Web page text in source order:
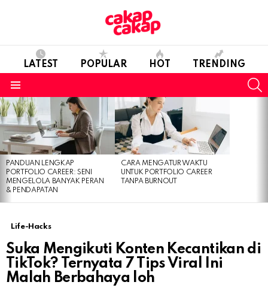
LATEST POPULAR HOT TRENDING
LATEST
STORIES
PANDUAN LENGKAP
PORTFOLIO CAREER: SENI
MENGELOLA BANYAK PERAN
& PENDAPATAN
CARA MENGATUR WAKTU
UNTUK PORTFOLIO CAREER
TANPA BURNOUT
Life-Hacks
Suka Mengikuti Konten Kecantikan di
TikTok? Ternyata 7 Tips Viral Ini
Malah Berbahaya loh